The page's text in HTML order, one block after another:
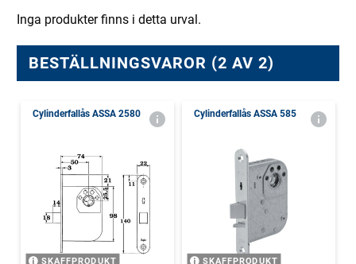
Inga produkter finns i detta urval.
BESTÄLLNINGSVAROR (2 AV 2)
Cylinderfallås ASSA 2580
SKAFFPRODUKT
Cylinderfallås ASSA 585
SKAFFPRODUKT